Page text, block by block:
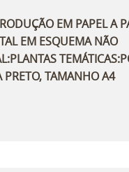
EM PAPEL A
EM ESQUEMA NÃO
PRETO, TAMANHO A4